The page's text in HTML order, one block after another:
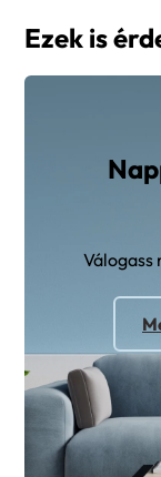
Ezek is
Válogass